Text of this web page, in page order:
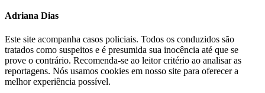
Adriana Dias
Este site acompanha casos policiais. Todos os conduzidos são
tratados como suspeitos e é presumida sua inocência até que se
prove o contrário. Recomenda-se ao leitor critério ao analisar as
reportagens. Nós usamos cookies em nosso site para oferecer a
melhor experiência possível.